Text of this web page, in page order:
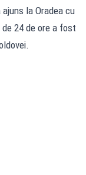
la Oradea cu
24 de ore a fost